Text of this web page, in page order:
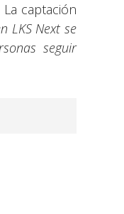
La captación
LKS Next se
seguir